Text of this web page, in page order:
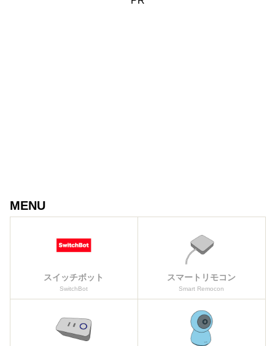
MENU
スイッチボット
SwitchBot
スマートリモコン
Smart Remocon